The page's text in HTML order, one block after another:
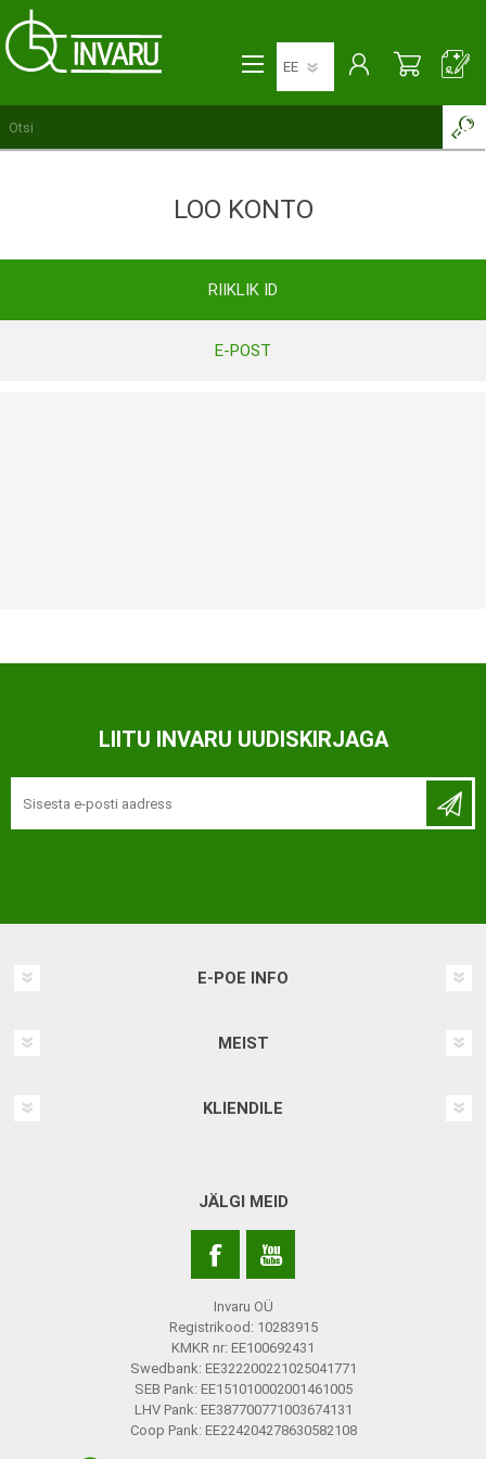
LOO KONTO
RIIKLIK ID
E-POST
LIITU INVARU UUDISKIRJAGA
E-POE INFO
MEIST
KLIENDILE
JÄLGI MEID
Invaru OÜ
Registrikood: 10283915
KMKR nr: EE100692431
Swedbank: EE322200221025041771
SEB Pank: EE151010002001461005
LHV Pank: EE387700771003674131
Coop Pank: EE224204278630582108